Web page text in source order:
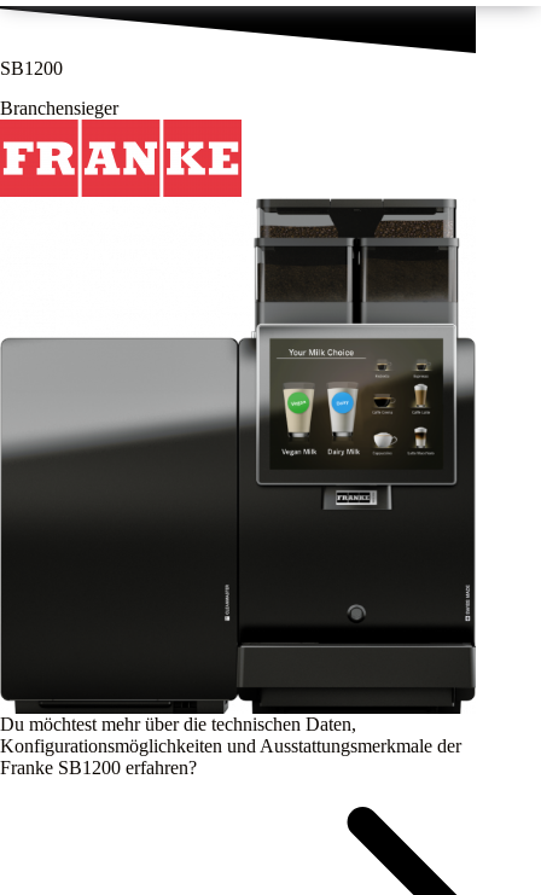
SB1200
Branchensieger
Du möchtest mehr über die technischen Daten,
Konfigurationsmöglichkeiten und Ausstattungsmerkmale der
Franke SB1200 erfahren?